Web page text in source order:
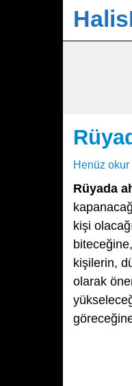
Henüz okur
Rüyada
kişi
kişilerin,
olarak